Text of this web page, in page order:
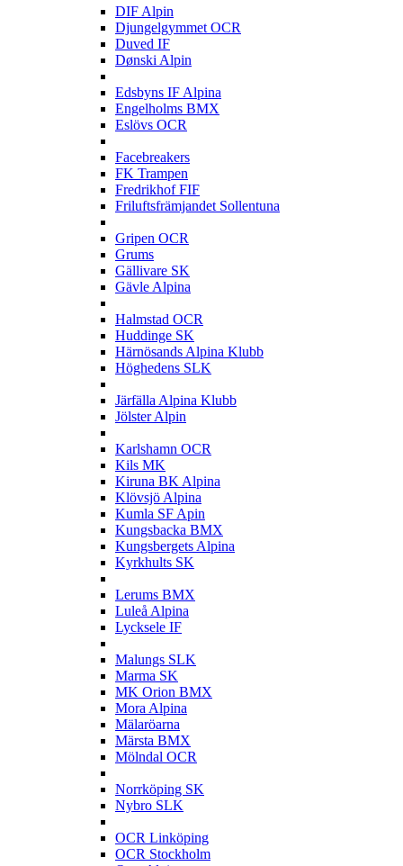
DIF Alpin
Djungelgymmet OCR
Duved IF
Dønski Alpin
Edsbyns IF Alpina
Engelholms BMX
Eslövs OCR
Facebreakers
FK Trampen
Fredrikhof FIF
Friluftsfrämjandet Sollentuna
Gripen OCR
Grums
Gällivare SK
Gävle Alpina
Halmstad OCR
Huddinge SK
Härnösands Alpina Klubb
Höghedens SLK
Järfälla Alpina Klubb
Jölster Alpin
Karlshamn OCR
Kils MK
Kiruna BK Alpina
Klövsjö Alpina
Kumla SF Apin
Kungsbacka BMX
Kungsbergets Alpina
Kyrkhults SK
Lerums BMX
Luleå Alpina
Lycksele IF
Malungs SLK
Marma SK
MK Orion BMX
Mora Alpina
Mälaröarna
Märsta BMX
Mölndal OCR
Norrköping SK
Nybro SLK
OCR Linköping
OCR Stockholm